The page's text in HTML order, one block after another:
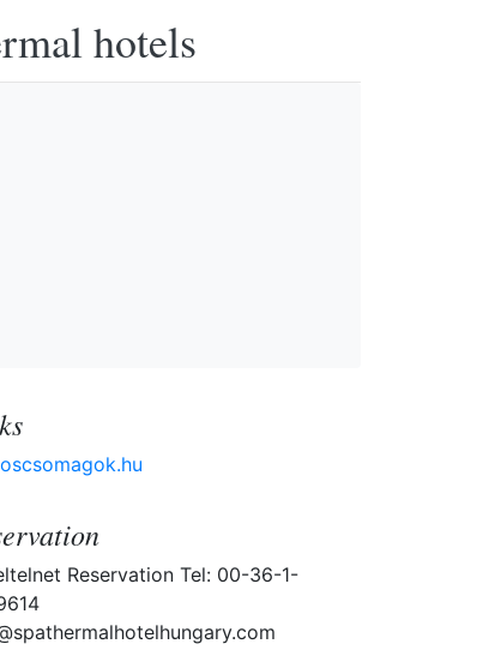
hotels
Reservation Tel: 00-36-1-